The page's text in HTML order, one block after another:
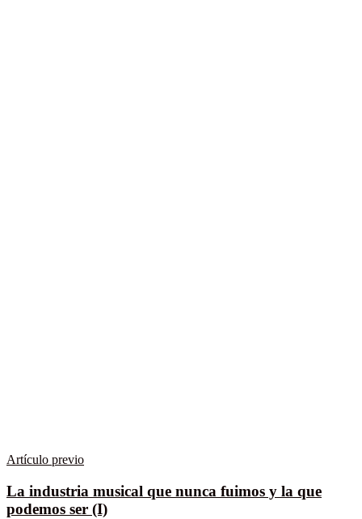
Artículo previo
La industria musical que nunca fuimos y la que
podemos ser (I)